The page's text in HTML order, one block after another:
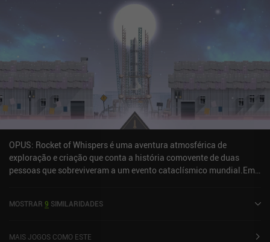
OPUS: Rocket of Whispers é uma aventura atmosférica de
exploração e criação que conta a história comovente de duas
pessoas que sobreviveram a um evento cataclísmico mundial.Em
de enterros espaciais, em que foguetes que transportam os
esperança de sobrevivência, nosso único objetivo é construir um
MOSTRAR 9 SIMILARIDADES
MAIS JOGOS COMO ESTE